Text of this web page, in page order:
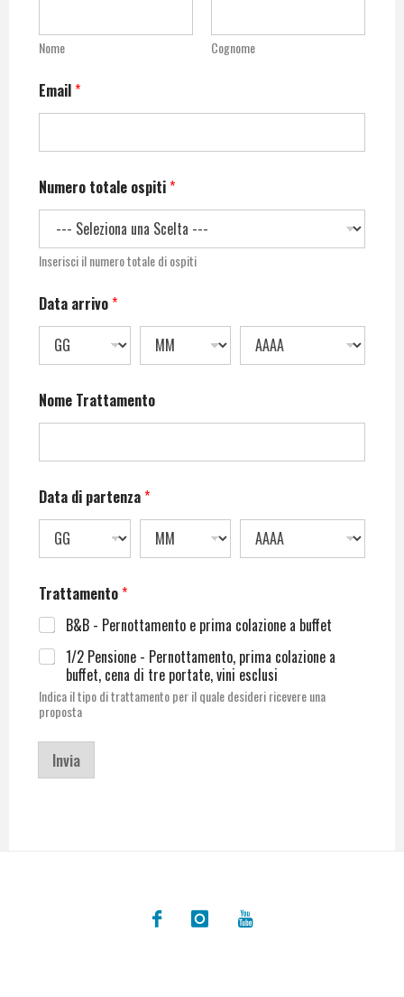
Nome Cognome
Email*
Numero totale ospiti*
Inserisci il numero totale di ospiti
Data arrivo*
Nome Trattamento
Data di partenza*
Trattamento*
B&B - Pernottamento e prima colazione a buffet
1/2 Pensione - Pernottamento, prima colazione a
buffet, cena di tre portate, vini esclusi
Indica il tipo di trattamento per il quale desideri ricevere una
proposta
Invia